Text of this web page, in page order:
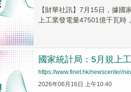
【財華社訊】7月15日，據
上工業發電量47501億千瓦時
國家統計局：5月規上
https://www.finet.hk/newscenter/
2026年06月16日 上午10:40